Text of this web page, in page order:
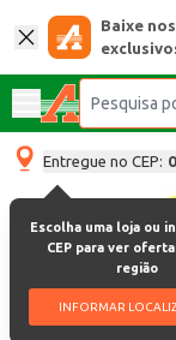
Baixe
Entregue no CEP:
Escolha uma loja ou
CEP para ver
região
INFORMAR